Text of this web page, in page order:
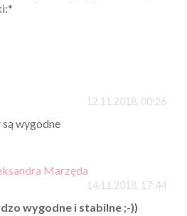
12.11.2018, 00:26
wygodne
Marzęda
14.11.2018, 17:44
wygodne i stabilne ;-))